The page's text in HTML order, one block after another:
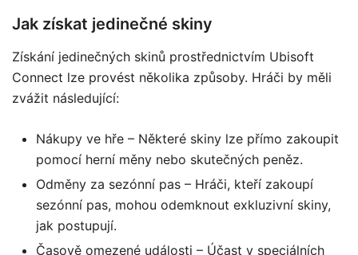
Jak získat jedinečné skiny
Získání jedinečných skinů prostřednictvím Ubisoft
Connect lze provést několika způsoby. Hráči by měli
zvážit následující:
Nákupy ve hře – Některé skiny lze přímo zakoupit
pomocí herní měny nebo skutečných peněz.
Odměny za sezónní pas – Hráči, kteří zakoupí
sezónní pas, mohou odemknout exkluzivní skiny,
jak postupují.
Časově omezené události – Účast v speciálních